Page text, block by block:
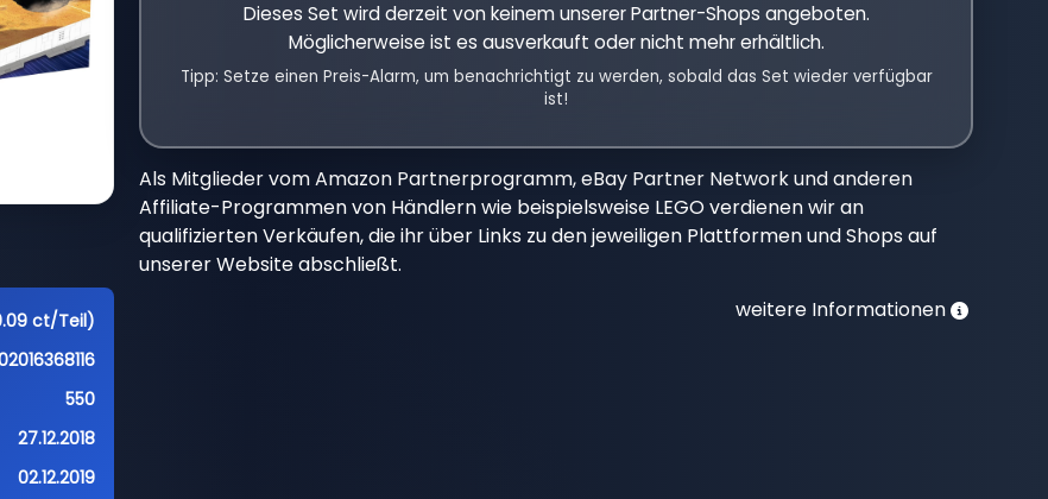
ct/Teil)
550
27.12.2018
02.12.2019
Dieses Set wird derzeit von keinem unserer Partner-Shops angeboten.
Möglicherweise ist es ausverkauft oder nicht mehr erhältlich.
Tipp: Setze einen Preis-Alarm, um benachrichtigt zu werden, sobald das Set wieder verfügbar
ist!
Als Mitglieder vom Amazon Partnerprogramm, eBay Partner Network und anderen
Affiliate-Programmen von Händlern wie beispielsweise LEGO verdienen wir an
qualifizierten Verkäufen, die ihr über Links zu den jeweiligen Plattformen und Shops auf
unserer Website abschließt.
weitere Informationen